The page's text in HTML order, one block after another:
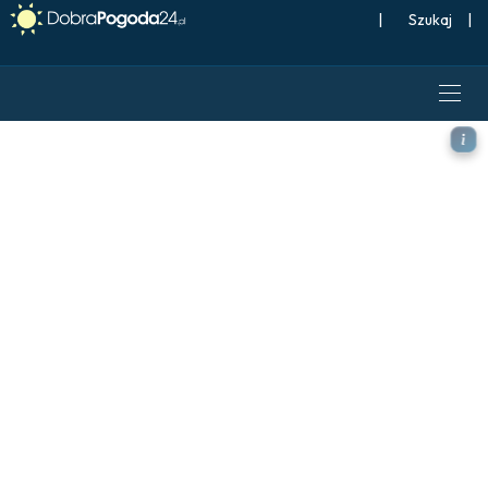
| |